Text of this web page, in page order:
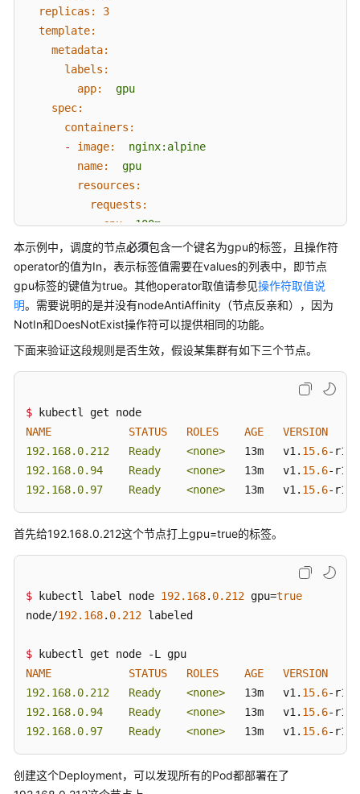
中
心
常
题
最
将
老
版
本
的
数
据
最
版
本
API
参
区
域)
用
户
指
南
区
replicas:
3
template:
metadata:
labels:
app:
gpu
spec:
containers:
-
image:
nginx:alpine
name:
gpu
resources:
requests:
cpu: 100m
memory: 200Mi
limits:
cpu:
100m
memory: 200Mi
imagePullSecrets:
affinity:
nodeSelectorTerms:
matchExpressions:
key:
operator:
In
values:
- "true"
本示例中，调度的节点必须包含一个键名为gpu的标签，且操作符
operator的值为In，表示标签值需要在values的列表中，即节点
gpu标签的键值为true。其他operator取值请参见操作符取值说
明。需要说明的是并没有nodeAntiAffinity（节点反亲和），因为
NotIn和DoesNotExist操作符可以提供相同的功能。
下面来验证这段规则是否生效，假设某集群有如下三个节点。
$
NAME
STATUS ROLES AGE
VERSION
192.168.0.212   Ready    <none>
   13m   v1.
15.6-r1-
192.168.0.94    Ready    <none>
   13m   v1.
15.6-r1-
192.168.0.97    Ready    <none>
   13m   v1.
15.6-r1-
首先给192.168.0.212这个节点打上gpu=true的标签。
$ kubectl label node 192.168. 0.212 gpu=true
node/192.168. 0.212 labeled
$
NAME
STATUS ROLES AGE
VERSION
192.168.0.212   Ready    <none>
   13m   v1.
15.6-r1-
192.168.0.94    Ready    <none>
   13m   v1.
15.6-r1-
192.168.0.97    Ready    <none>
   13m   v1.
15.6-r1-
创建这个Deployment，可以发现所有的Pod都部署在了